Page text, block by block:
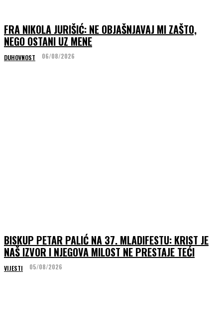
FRA NIKOLA JURIŠIĆ: NE OBJAŠNJAVAJ MI ZAŠTO,
NEGO OSTANI UZ MENE
DUHOVNOST 06/08/2026
BISKUP PETAR PALIĆ NA 37. MLADIFESTU: KRIST JE
NAŠ IZVOR I NJEGOVA MILOST NE PRESTAJE TEĆI
VIJESTI 05/08/2026